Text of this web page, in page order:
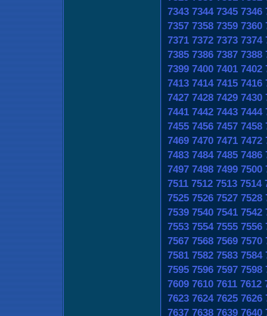
7343 7344 7345 7346
7357 7358 7359 7360
7371 7372 7373 7374
7385 7386 7387 7388
7399 7400 7401 7402
7413 7414 7415 7416
7427 7428 7429 7430
7441 7442 7443 7444
7455 7456 7457 7458
7469 7470 7471 7472
7483 7484 7485 7486
7497 7498 7499 7500
7511 7512 7513 7514
7525 7526 7527 7528
7539 7540 7541 7542
7553 7554 7555 7556
7567 7568 7569 7570
7581 7582 7583 7584
7595 7596 7597 7598
7609 7610 7611 7612
7623 7624 7625 7626
7637 7638 7639 7640